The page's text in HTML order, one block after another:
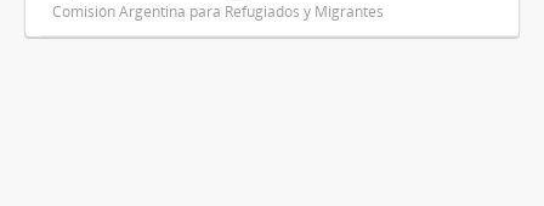
Comisión Argentina para Refugiados y Migrantes